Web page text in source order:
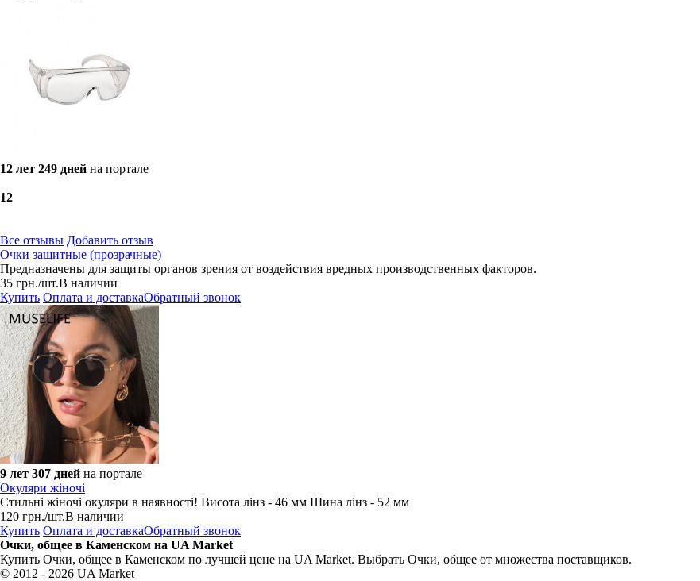
12 лет 249 дней на портале
12
Все отзывы Добавить отзыв
Очки защитные (прозрачные)
Предназначены для защиты органов зрения от воздействия вредных производственных факторов.
35 грн./шт.В наличии
Купить Оплата и доставкаОбратный звонок
9 лет 307 дней на портале
Окуляри жіночі
Стильні жіночі окуляри в наявності! Висота лінз - 46 мм Шина лінз - 52 мм
120 грн./шт.В наличии
Купить Оплата и доставкаОбратный звонок
Очки, общее в Каменском на UA Market
Купить Очки, общее в Каменском по лучшей цене на UA Market. Выбрать Очки, общее от множества поставщиков.
© 2012 - 2026 UA Market